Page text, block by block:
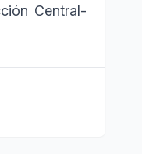
Central-